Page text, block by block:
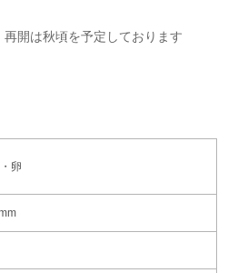
開は秋頃を予定しております
卵